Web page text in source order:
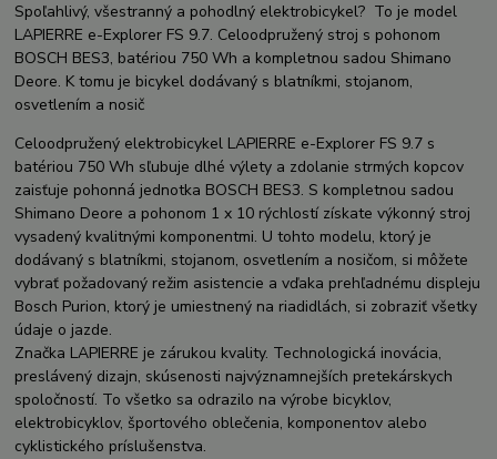
Spoľahlivý, všestranný a pohodlný elektrobicykel? To je model
LAPIERRE e-Explorer FS 9.7. Celoodpružený stroj s pohonom
BOSCH BES3, batériou 750 Wh a kompletnou sadou Shimano
Deore. K tomu je bicykel dodávaný s blatníkmi, stojanom,
osvetlením a nosič
Celoodpružený elektrobicykel LAPIERRE e-Explorer FS 9.7 s
batériou 750 Wh sľubuje dlhé výlety a zdolanie strmých kopcov
zaisťuje pohonná jednotka BOSCH BES3. S kompletnou sadou
Shimano Deore a pohonom 1 x 10 rýchlostí získate výkonný stroj
vysadený kvalitnými komponentmi. U tohto modelu, ktorý je
dodávaný s blatníkmi, stojanom, osvetlením a nosičom, si môžete
vybrať požadovaný režim asistencie a vďaka prehľadnému displeju
Bosch Purion, ktorý je umiestnený na riadidlách, si zobraziť všetky
údaje o jazde.
Značka LAPIERRE je zárukou kvality. Technologická inovácia,
preslávený dizajn, skúsenosti najvýznamnejších pretekárskych
spoločností. To všetko sa odrazilo na výrobe bicyklov,
elektrobicyklov, športového oblečenia, komponentov alebo
cyklistického príslušenstva.